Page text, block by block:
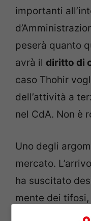
importanti
peserà quanto
avrà il diritto di
caso Thohir
dell’attività a
nel CdA. Non è
Uno degli
mercato.
ha suscitato
mente dei
acquisti pazzi,